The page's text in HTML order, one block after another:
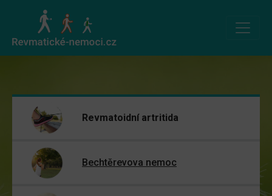
Revmatoidní artritida
Bechtěrevova nemoc